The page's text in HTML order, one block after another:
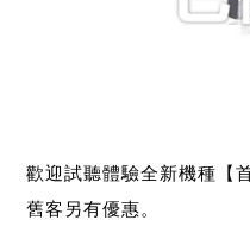
歡迎試聽體驗全新機種【
舊客另有優惠。